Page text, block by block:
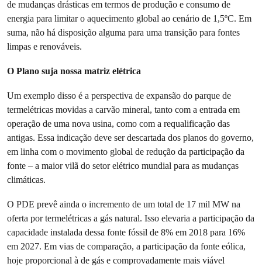
de mudanças drásticas em termos de produção e consumo de
energia para limitar o aquecimento global ao cenário de 1,5ºC. Em
suma, não há disposição alguma para uma transição para fontes
limpas e renováveis.
O Plano suja nossa matriz elétrica
Um exemplo disso é a perspectiva de expansão do parque de
termelétricas movidas a carvão mineral, tanto com a entrada em
operação de uma nova usina, como com a requalificação das
antigas. Essa indicação deve ser descartada dos planos do governo,
em linha com o movimento global de redução da participação da
fonte – a maior vilã do setor elétrico mundial para as mudanças
climáticas.
O PDE prevê ainda o incremento de um total de 17 mil MW na
oferta por termelétricas a gás natural. Isso elevaria a participação da
capacidade instalada dessa fonte fóssil de 8% em 2018 para 16%
em 2027. Em vias de comparação, a participação da fonte eólica,
hoje proporcional à de gás e comprovadamente mais viável